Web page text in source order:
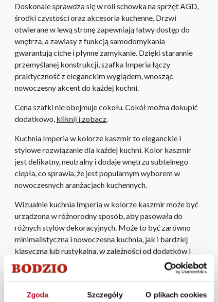
Zgoda Szczegóły O plikach cookies
Doskonale sprawdza się w roli schowka na sprzęt AGD,
środki czystości oraz akcesoria kuchenne. Drzwi
otwierane w lewą stronę zapewniają łatwy dostęp do
wnętrza, a zawiasy z funkcją samodomykania
gwarantują ciche i płynne zamykanie. Dzięki starannie
przemyślanej konstrukcji, szafka Imperia łączy
praktyczność z eleganckim wyglądem, wnosząc
nowoczesny akcent do każdej kuchni.
Cena szafki nie obejmuje cokołu. Cokół można dokupić
dodatkowo, kliknij i zobacz.
Kuchnia Imperia w kolorze kaszmir to eleganckie i
stylowe rozwiązanie dla każdej kuchni. Kolor kaszmir
jest delikatny, neutralny i dodaje wnętrzu subtelnego
ciepła, co sprawia, że jest popularnym wyborem w
nowoczesnych aranżacjach kuchennych.
Wizualnie kuchnia Imperia w kolorze kaszmir może być
urządzona w różnorodny sposób, aby pasowała do
różnych stylów dekoracyjnych. Może to być zarówno
minimalistyczna i nowoczesna kuchnia, jak i bardziej
klasyczna lub rustykalna, w zależności od dodatków i
akcesoriów użytych w aranżacji.
aranżacji mebli, a nasi pracownicy z wykorzystaniem